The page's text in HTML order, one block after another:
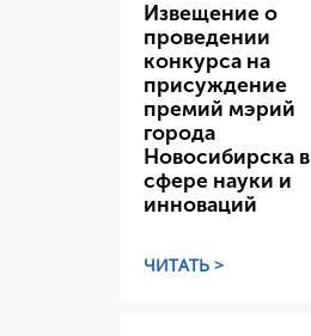
Извещение о
проведении
конкурса на
присуждение
премий мэрий
города
Новосибирска в
сфере науки и
инноваций
ЧИТАТЬ >